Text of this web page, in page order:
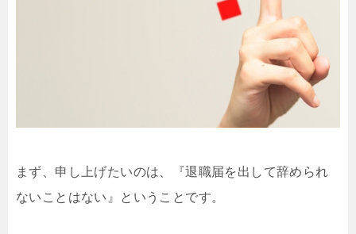
まず、申し上げたいのは、『退職届を出して辞められ
ないことはない』ということです。